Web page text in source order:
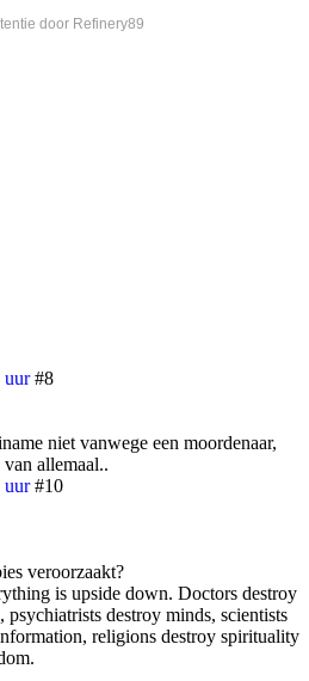
door Refinery89
uur #8
niet vanwege een moordenaar,
van allemaal..
uur #10
veroorzaakt?
is upside down. Doctors destroy
destroy minds, scientists
religions destroy spirituality